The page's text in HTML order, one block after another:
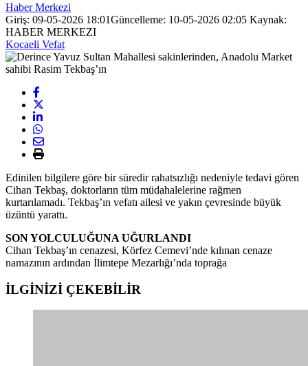
Haber Merkezi
Giriş: 09-05-2026 18:01Güncelleme: 10-05-2026 02:05 Kaynak:
HABER MERKEZI
Kocaeli Vefat
Edinilen bilgilere göre bir süredir rahatsızlığı nedeniyle tedavi gören
Cihan Tekbaş, doktorların tüm müdahalelerine rağmen
kurtarılamadı. Tekbaş’ın vefatı ailesi ve yakın çevresinde büyük
üzüntü yarattı.
SON YOLCULUĞUNA UĞURLANDI
Cihan Tekbaş’ın cenazesi, Körfez Cemevi’nde kılınan cenaze
namazının ardından İlimtepe Mezarlığı’nda toprağa
İLGİNİZİ ÇEKEBİLİR